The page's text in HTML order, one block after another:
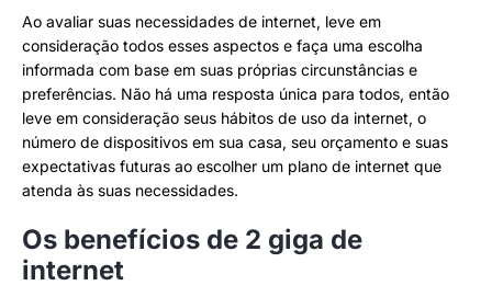
Ao avaliar suas necessidades de internet, leve em
consideração todos esses aspectos e faça uma escolha
informada com base em suas próprias circunstâncias e
preferências. Não há uma resposta única para todos, então
leve em consideração seus hábitos de uso da internet, o
número de dispositivos em sua casa, seu orçamento e suas
expectativas futuras ao escolher um plano de internet que
atenda às suas necessidades.
Os benefícios de 2 giga de
internet